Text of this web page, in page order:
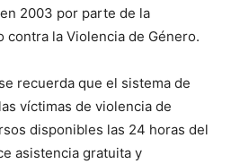
2003 por parte de la
contra la Violencia de Género.
recuerda que el sistema de
víctimas de violencia de
disponibles las 24 horas del
asistencia gratuita y